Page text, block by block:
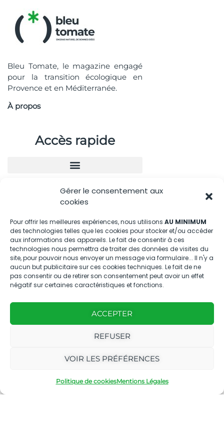
Gérer le consentement aux
cookies
Pour offrir les meilleures expériences, nous utilisons AU MINIMUM
des technologies telles que les cookies pour stocker et/ou accéder
aux informations des appareils. Le fait de consentir à ces
technologies nous permettra de traiter des données de visites du
site, pour pouvoir nous envoyer un message via formulaire... Il n'y a
aucun but publicitaire sur ces cookies techniques. Le fait de ne
pas consentir ou de retirer son consentement peut avoir un effet
négatif sur certaines caractéristiques et fonctions.
ACCEPTER
REFUSER
VOIR LES PRÉFÉRENCES
Politique de cookiesMentions Légales
Bleu Tomate, le magazine engagé
pour la transition écologique en
Provence et en Méditerranée.
À propos
Accès rapide
Nous contacter
04.88.08.75.28
contactBT@bleu-tomate.fr
Kit média
Kit média Bleu Tomate
Nous suivre